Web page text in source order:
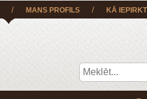
/ MANS PROFILS / KĀ